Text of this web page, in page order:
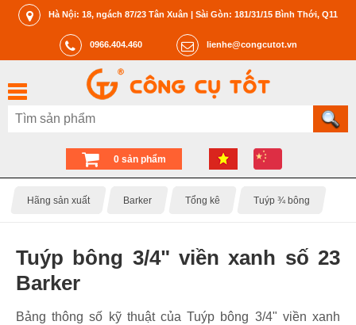
Hà Nội: 18, ngách 87/23 Tân Xuân | Sài Gòn: 181/31/15 Bình Thới, Q11
0966.404.460 lienhe@congcutot.vn
0 sản phẩm
Hãng sản xuất Barker Tổng kê Tuýp ¾ bông
Tuýp bông 3/4" viền xanh số 23
Barker
Bảng thông số kỹ thuật của Tuýp bông 3/4" viền xanh